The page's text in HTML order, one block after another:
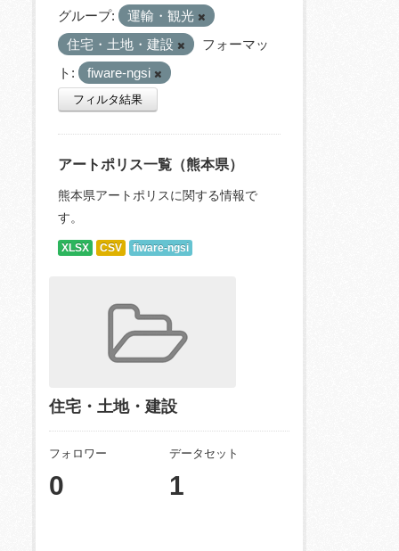
グループ:
運輸・観光
住宅・土地・建設
フォーマッ
ト:
fiware-ngsi
フィルタ結果
アートポリス一覧（熊本県）
熊本県アートポリスに関する情報で
す。
XLSX CSV fiware-ngsi
住宅・土地・建設
フォロワー
0
データセット
1